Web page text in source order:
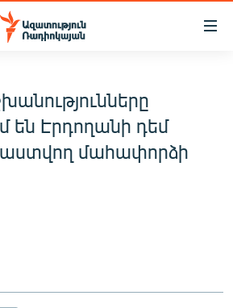
են Էրդողանի դեմ
մահափորձի